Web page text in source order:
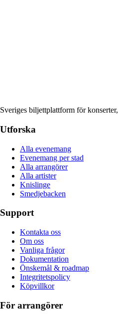
Sveriges biljettplattform för
Utforska
Alla evenemang
Evenemang per stad
Alla arrangörer
Alla artister
Knislinge
Smedjebacken
Support
Kontakta oss
Om oss
Vanliga frågor
Dokumentation
Önskemål & roadmap
Integritetspolicy
Köpvillkor
För arrangörer